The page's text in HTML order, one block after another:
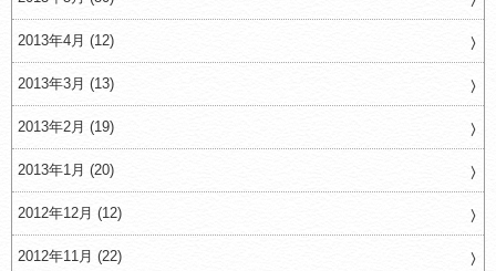
2013年4月 (12)
2013年3月 (13)
2013年2月 (19)
2013年1月 (20)
2012年12月 (12)
2012年11月 (22)